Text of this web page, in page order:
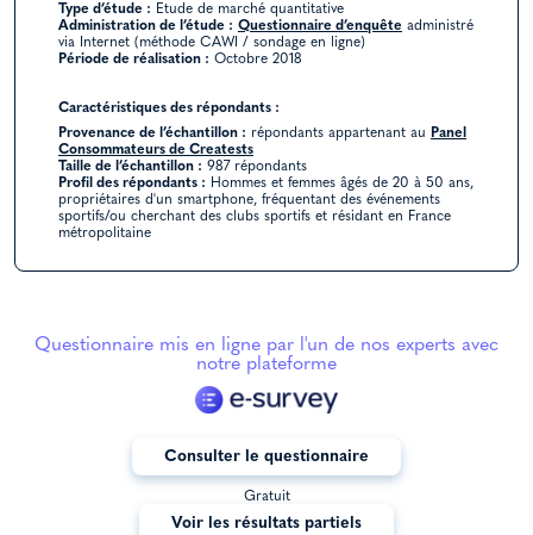
Type d’étude : Etude de marché quantitative
Administration de l’étude : Questionnaire d’enquête administré
via Internet (méthode CAWI / sondage en ligne)
Période de réalisation : Octobre 2018
Caractéristiques des répondants :
Provenance de l’échantillon : répondants appartenant au Panel
Consommateurs de Creatests
Taille de l’échantillon : 987 répondants
Profil des répondants : Hommes et femmes âgés de 20 à 50 ans,
propriétaires d'un smartphone, fréquentant des événements
sportifs/ou cherchant des clubs sportifs et résidant en France
métropolitaine
Questionnaire mis en ligne par l'un de nos experts avec
notre plateforme
Consulter le questionnaire
Gratuit
Voir les résultats partiels